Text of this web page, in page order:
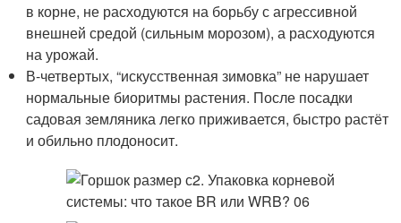
в корне, не расходуются на борьбу с агрессивной
внешней средой (сильным морозом), а расходуются
на урожай.
В-четвертых, “искусственная зимовка” не нарушает
нормальные биоритмы растения. После посадки
садовая земляника легко приживается, быстро растёт
и обильно плодоносит.